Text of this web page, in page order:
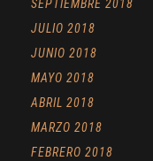
SEPTIEMBRE 2018
JULIO 2018
JUNIO 2018
MAYO 2018
ABRIL 2018
MARZO 2018
FEBRERO 2018